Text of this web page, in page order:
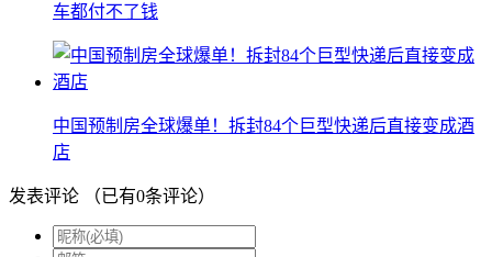
车都付不了钱
中国预制房全球爆单！拆封84个巨型快递后直接变成酒
店
发表评论 （已有0条评论）